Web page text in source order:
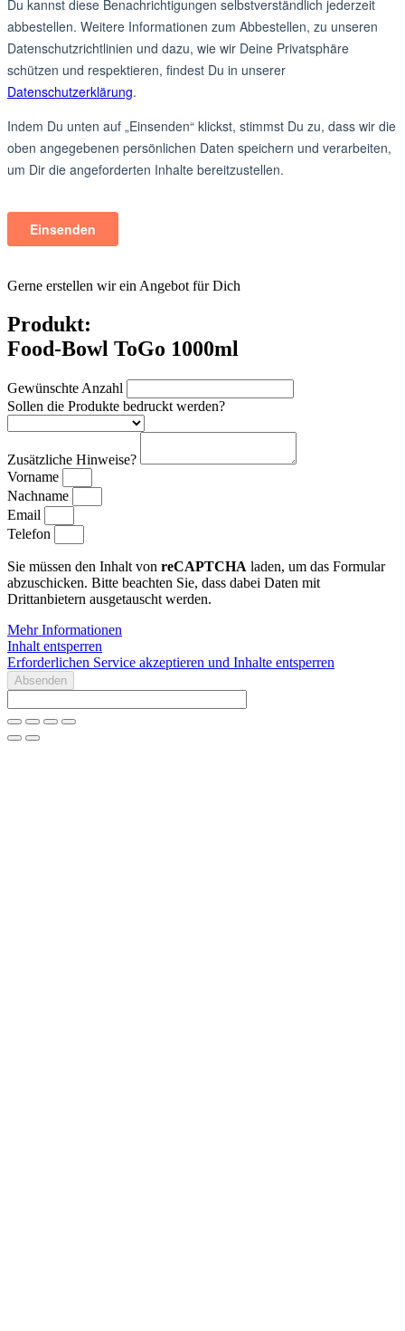
Gerne erstellen wir ein Angebot für Dich
Produkt:
Food-Bowl ToGo 1000ml
Gewünschte Anzahl
Sollen die Produkte bedruckt werden?
Zusätzliche Hinweise?
Vorname
Nachname
Email
Telefon
Sie müssen den Inhalt von reCAPTCHA laden, um das Formular
abzuschicken. Bitte beachten Sie, dass dabei Daten mit
Drittanbietern ausgetauscht werden.
Mehr Informationen
Inhalt entsperren
Erforderlichen Service akzeptieren und Inhalte entsperren
Absenden